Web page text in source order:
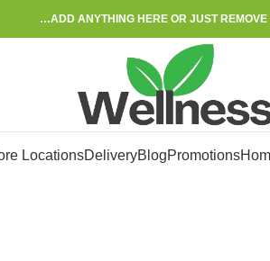
ADD ANYTHING HERE OR JUST REMOVE
Promotions
Blog
Delivery
Locations